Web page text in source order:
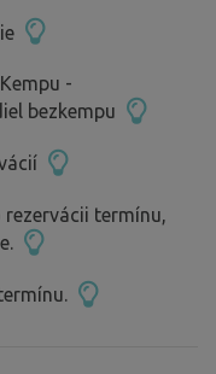
pamiatky... Je to
aktivity a
zmrzliny a suvenírov
výlety v okolí:
-
bezkempu
rezervácii termínu,